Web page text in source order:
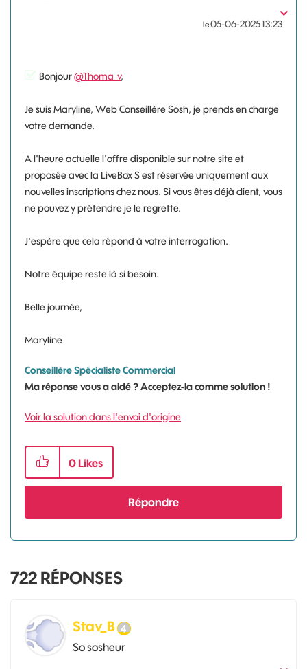
le‎05-06-202513:23
Bonjour@Thoma_v,
Je suis Maryline, Web Conseillère Sosh, je prends en charge
votre demande.
A l'heure actuelle l'offre disponible sur notre site et
proposée avec la LiveBox S est réservée uniquement aux
nouvelles inscriptions chez nous. Si vous êtes déjà client, vous
ne pouvez y prétendre je le regrette.
J'espère que cela répond à votre interrogation.
Notre équipe reste là si besoin.
Belle journée,
Maryline
Conseillère Spécialiste Commercial
Ma réponse vous a aidé ? Acceptez-la comme solution !
Voir la solution dans l'envoi d'origine
0 Likes
Répondre
722 RÉPONSES
Stav_B
So sosheur